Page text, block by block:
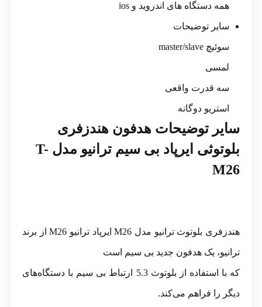
همه دستگاه های اندروید و ios
سایر توضیحات
سوئیچ master/slave
لمسی
سه قدرت واقعی
استریو دوگانه
سایر توضیحات هدفون هندزفری
بلوتوثی ایرپاد بی سیم ترانیو مدل T-
M26
هندزفری بلوتوث ترانیو مدل M26 ایرپاد ترانیو M26 از برند
ترانیو، یک هدفون جدید بی سیم است
که با استفاده از بلوتوث 5.3 ارتباط بی سیم با دستگاه‌های
دیگر را فراهم می‌کند.